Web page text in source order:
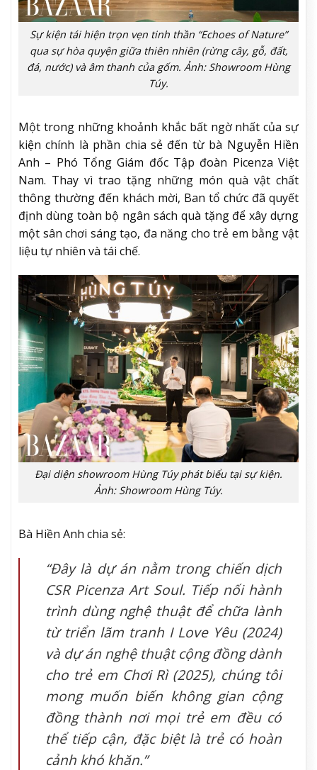
Sự kiện tái hiện trọn vẹn tinh thần “Echoes of Nature”
qua sự hòa quyện giữa thiên nhiên (rừng cây, gỗ, đất,
đá, nước) và âm thanh của gốm. Ảnh: Showroom Hùng
Túy.
Một trong những khoảnh khắc bất ngờ nhất của sự
kiện chính là phần chia sẻ đến từ bà Nguyễn Hiền
Anh – Phó Tổng Giám đốc Tập đoàn Picenza Việt
Nam. Thay vì trao tặng những món quà vật chất
thông thường đến khách mời, Ban tổ chức đã quyết
định dùng toàn bộ ngân sách quà tặng để xây dựng
một sân chơi sáng tạo, đa năng cho trẻ em bằng vật
liệu tự nhiên và tái chế.
Đại diện showroom Hùng Túy phát biểu tại sự kiện.
Ảnh: Showroom Hùng Túy.
Bà Hiền Anh chia sẻ:
“Đây là dự án nằm trong chiến dịch
CSR Picenza Art Soul. Tiếp nối hành
trình dùng nghệ thuật để chữa lành
từ triển lãm tranh I Love Yêu(2024)
và dự án nghệ thuật cộng đồng dành
cho trẻ em Chơi Rì(2025), chúng tôi
mong muốn biến không gian cộng
đồng thành nơi mọi trẻ em đều có
thể tiếp cận, đặc biệt là trẻ có hoàn
cảnh khó khăn.”